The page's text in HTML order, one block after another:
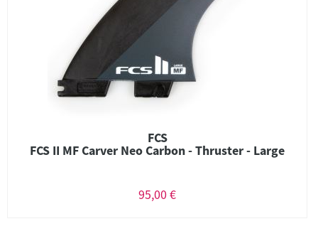
FCS
FCS II MF Carver Neo Carbon - Thruster - Large
95,00 €